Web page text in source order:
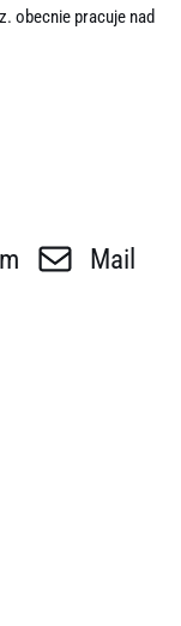
obecnie pracuje nad
Mail